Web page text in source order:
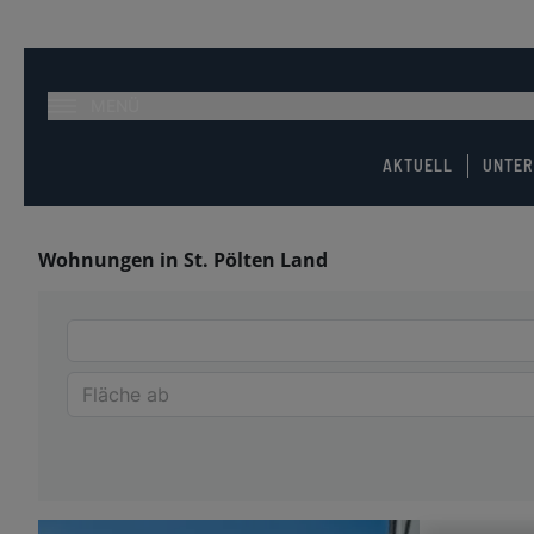
AKTUELL
Wohnungen in St. Pölten Land